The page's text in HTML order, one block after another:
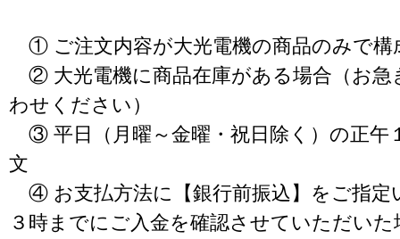
① ご注文内容が大光電機の商品のみで構
② 大光電機に商品在庫がある場合（お急
わせください）
③ 平日（月曜～金曜・祝日除く）の正午
文
④ お支払方法に【銀行前振込】をご指定
３時までにご入金を確認させていただいた